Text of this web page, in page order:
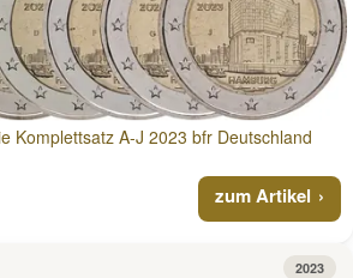
Komplettsatz A-J 2023 bfr Deutschland
zum Artikel
2023